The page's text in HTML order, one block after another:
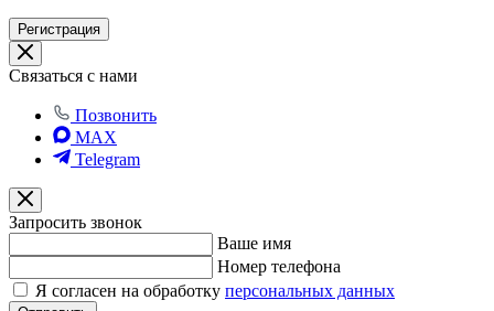
Регистрация
Связаться с нами
Позвонить
MAX
Telegram
Запросить звонок
Ваше имя
Номер телефона
Я согласен на обработку персональных данных